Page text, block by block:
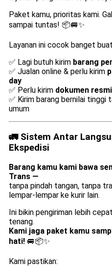
Paket kamu, prioritas kami.
sampai tuntas! 📦🚐✨
Layanan ini cocok banget
✅ Lagi butuh kirim barang
✅ Jualan online & perlu kirim
day
✅ Perlu kirim dokumen
✅ Kirim barang bernilai
umum
🚛 Sistem Antar
Ekspedisi
Barang kamu kami bawa
Trans —
tanpa pindah tangan, tanpa
lempar-lempar ke kurir lain.
Ini bikin pengiriman lebih
tenang.
Kami jaga paket kamu
hati! 🚐📦✨
Kami pastikan: